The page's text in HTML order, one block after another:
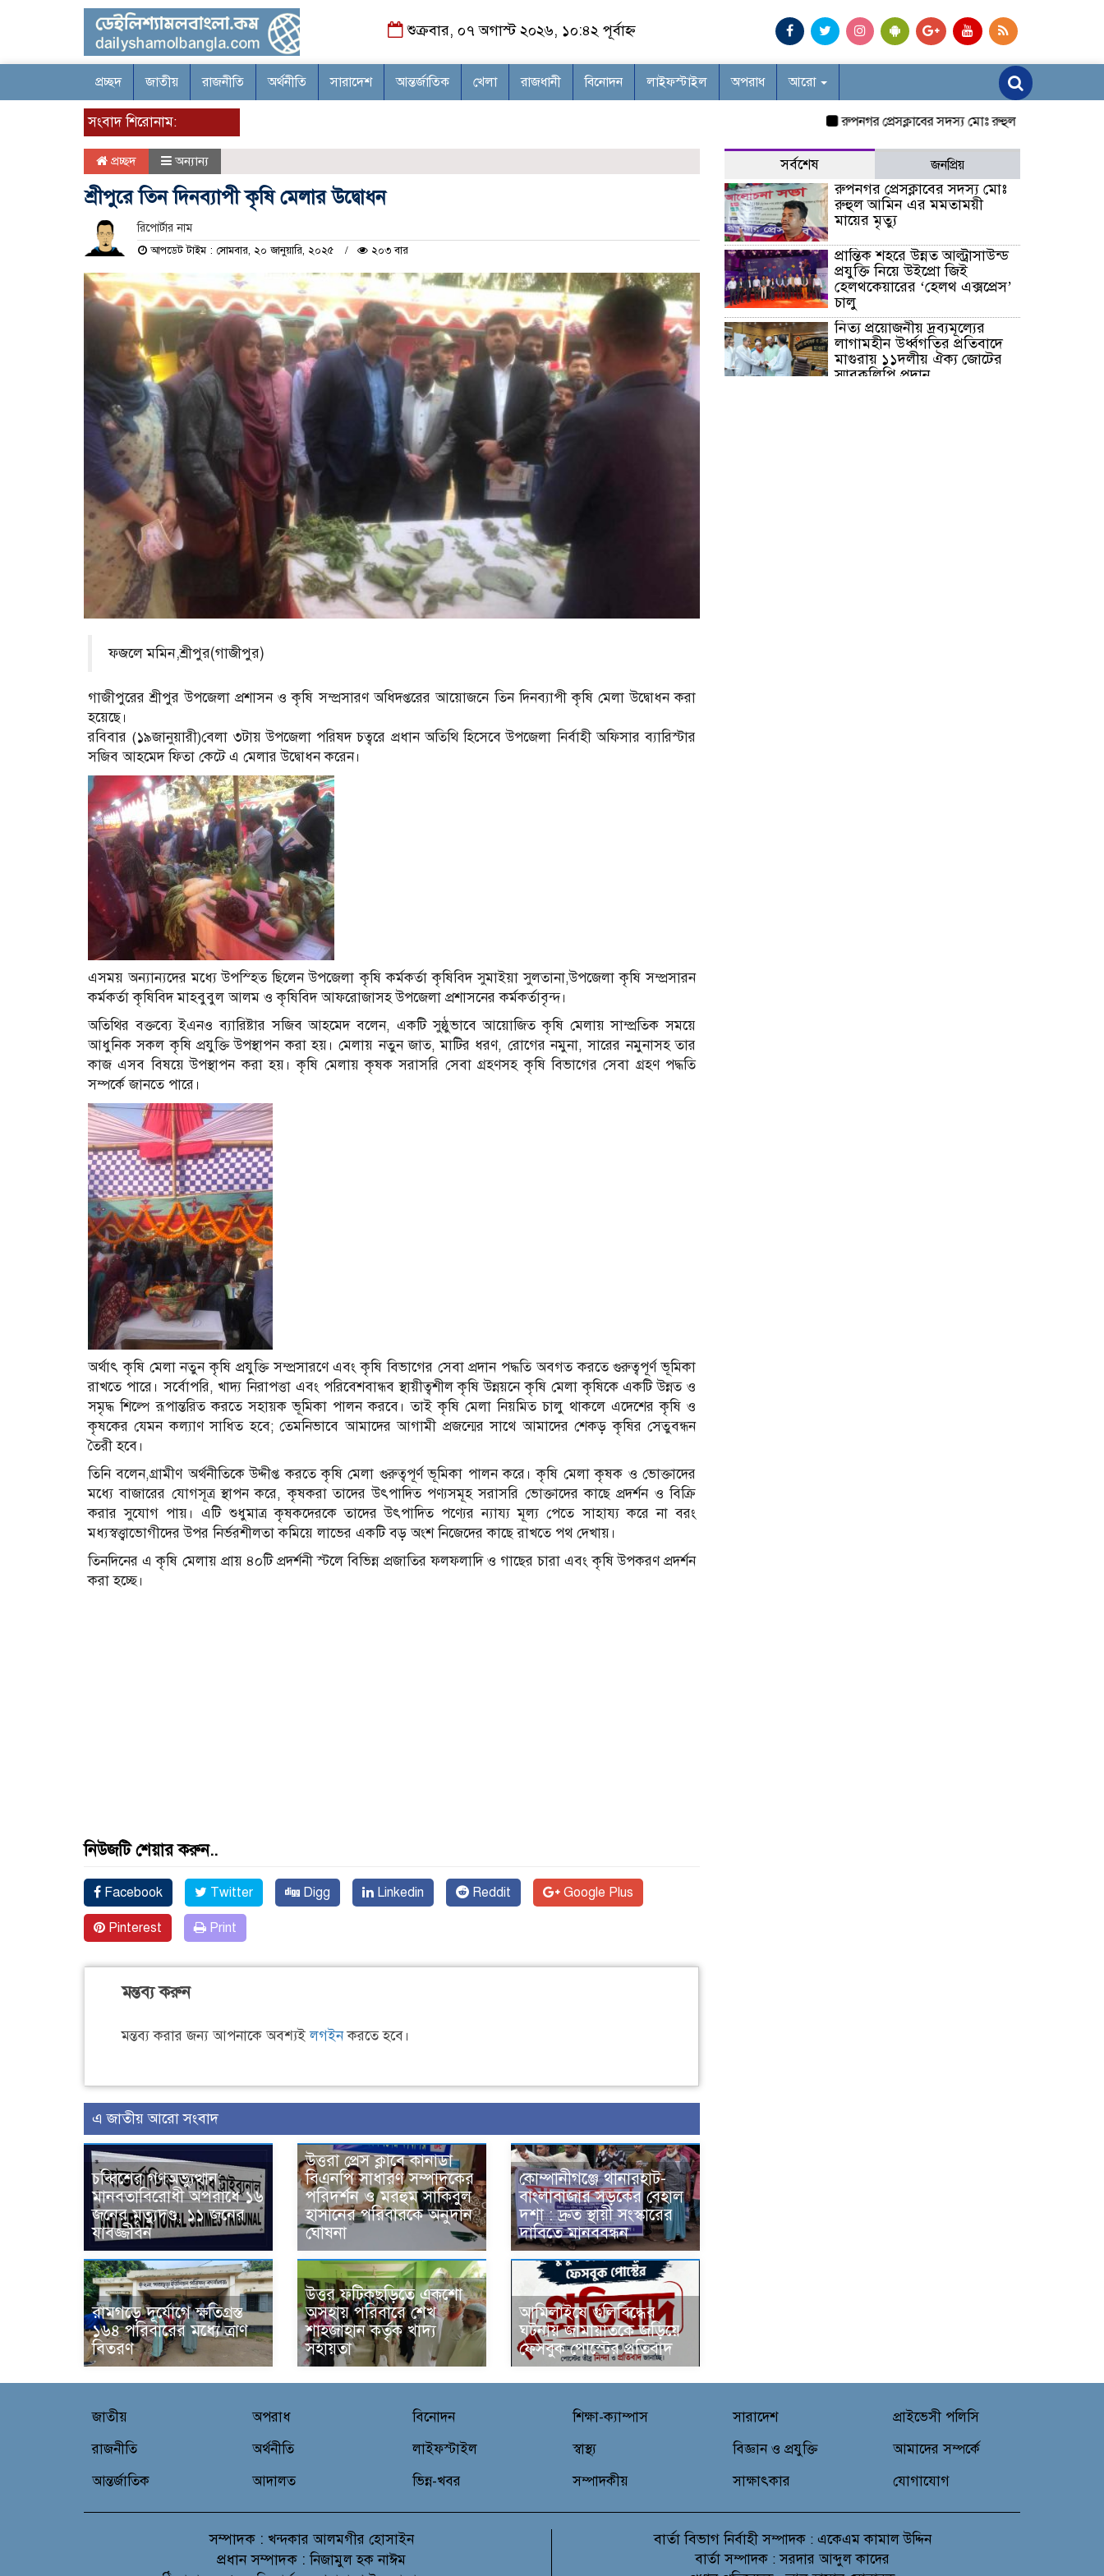
শুক্রবার, ০৭ অগাস্ট ২০২৬, ১০:৪২ পূর্বাহ্ন
প্রচ্ছদ জাতীয় রাজনীতি অর্থনীতি সারাদেশ আন্তর্জাতিক খেলা রাজধানী বিনোদন লাইফস্টাইল অপরাধ আরো
সংবাদ শিরোনাম: রুপনগর প্রেসক্লাবের সদস্য মোঃ রুহুল আমিন এর মমতাময়ী
প্রচ্ছদ অন্যান্য
শ্রীপুরে তিন দিনব্যাপী কৃষি মেলার উদ্বোধন
রিপোর্টার নাম
আপডেট টাইম : সোমবার, ২০ জানুয়ারি, ২০২৫ ২০৩ বার
ফজলে মমিন,শ্রীপুর(গাজীপুর)
গাজীপুরের শ্রীপুর উপজেলা প্রশাসন ও কৃষি সম্প্রসারণ অধিদপ্তরের আয়োজনে তিন দিনব্যাপী কৃষি মেলা উদ্বোধন করা
হয়েছে।
রবিবার (১৯জানুয়ারী)বেলা ৩টায় উপজেলা পরিষদ চত্বরে প্রধান অতিথি হিসেবে উপজেলা নির্বাহী অফিসার ব্যারিস্টার
সজিব আহমেদ ফিতা কেটে এ মেলার উদ্বোধন করেন।
এসময় অন্যান্যদের মধ্যে উপস্হিত ছিলেন উপজেলা কৃষি কর্মকর্তা কৃষিবিদ সুমাইয়া সুলতানা,উপজেলা কৃষি সম্প্রসারন
কর্মকর্তা কৃষিবিদ মাহবুবুল আলম ও কৃষিবিদ আফরোজাসহ উপজেলা প্রশাসনের কর্মকর্তাবৃন্দ।
অতিথির বক্তব্যে ইএনও ব্যারিষ্টার সজিব আহমেদ বলেন, একটি সুষ্ঠুভাবে আয়োজিত কৃষি মেলায় সাম্প্রতিক সময়ে
আধুনিক সকল কৃষি প্রযুক্তি উপস্থাপন করা হয়। মেলায় নতুন জাত, মাটির ধরণ, রোগের নমুনা, সারের নমুনাসহ তার
কাজ এসব বিষয়ে উপস্থাপন করা হয়। কৃষি মেলায় কৃষক সরাসরি সেবা গ্রহণসহ কৃষি বিভাগের সেবা গ্রহণ পদ্ধতি
সম্পর্কে জানতে পারে।
অর্থাৎ কৃষি মেলা নতুন কৃষি প্রযুক্তি সম্প্রসারণে এবং কৃষি বিভাগের সেবা প্রদান পদ্ধতি অবগত করতে গুরুত্বপূর্ণ ভূমিকা
রাখতে পারে। সর্বোপরি, খাদ্য নিরাপত্তা এবং পরিবেশবান্ধব স্থায়ীত্বশীল কৃষি উন্নয়নে কৃষি মেলা কৃষিকে একটি উন্নত ও
সমৃদ্ধ শিল্পে রূপান্তরিত করতে সহায়ক ভূমিকা পালন করবে। তাই কৃষি মেলা নিয়মিত চালু থাকলে এদেশের কৃষি ও
কৃষকের যেমন কল্যাণ সাধিত হবে; তেমনিভাবে আমাদের আগামী প্রজন্মের সাথে আমাদের শেকড় কৃষির সেতুবন্ধন
তৈরী হবে।
তিনি বলেন,গ্রামীণ অর্থনীতিকে উদ্দীপ্ত করতে কৃষি মেলা গুরুত্বপূর্ণ ভূমিকা পালন করে। কৃষি মেলা কৃষক ও ভোক্তাদের
মধ্যে বাজারের যোগসূত্র স্থাপন করে, কৃষকরা তাদের উৎপাদিত পণ্যসমূহ সরাসরি ভোক্তাদের কাছে প্রদর্শন ও বিক্রি
করার সুযোগ পায়। এটি শুধুমাত্র কৃষকদেরকে তাদের উৎপাদিত পণ্যের ন্যায্য মূল্য পেতে সাহায্য করে না বরং
মধ্যস্বত্ত্বাভোগীদের উপর নির্ভরশীলতা কমিয়ে লাভের একটি বড় অংশ নিজেদের কাছে রাখতে পথ দেখায়।
তিনদিনের এ কৃষি মেলায় প্রায় ৪০টি প্রদর্শনী স্টলে বিভিন্ন প্রজাতির ফলফলাদি ও গাছের চারা এবং কৃষি উপকরণ প্রদর্শন
করা হচ্ছে।
নিউজটি শেয়ার করুন..
Facebook Twitter Digg Linkedin Reddit Google Plus
Pinterest Print
মন্তব্য করুন
মন্তব্য করার জন্য আপনাকে অবশ্যইলগইনকরতে হবে।
এ জাতীয় আরো সংবাদ
চব্বিশের গণঅভ্যুত্থান:
মানবতাবিরোধী অপরাধে ১৬
জনের মৃত্যুদণ্ড, ১১ জনের
যাবজ্জীবন
উত্তরা প্রেস ক্লাবে কানাডা
বিএনপি সাধারণ সম্পাদকের
পরিদর্শন ও মরহুম সাকিবুল
হাসানের পরিবারকে অনুদান
ঘোষনা
কোম্পানীগঞ্জে থানারহাট-
বাংলাবাজার সড়কের বেহাল
দশা : দ্রুত স্থায়ী সংস্কারের
দাবিতে মানববন্ধন
রামগড়ে দূর্যোগে ক্ষতিগ্রস্ত
১৬৪ পরিবারের মধ্যে ত্রাণ
বিতরণ
উত্তর ফটিকছড়িতে একশো
অসহায় পরিবারে শেখ
শাহজাহান কর্তৃক খাদ্য
সহায়তা
আমিলাইষে গুলিবিদ্ধের
ঘটনায় জামায়াতকে জড়িয়ে
ফেসবুক পোস্টের প্রতিবাদ
সর্বশেষ জনপ্রিয়
রুপনগর প্রেসক্লাবের সদস্য মোঃ
রুহুল আমিন এর মমতাময়ী
মায়ের মৃত্যু
প্রান্তিক শহরে উন্নত আল্ট্রাসাউন্ড
প্রযুক্তি নিয়ে উইপ্রো জিই
হেলথকেয়ারের ‘হেলথ এক্সপ্রেস’
চালু
নিত্য প্রয়োজনীয় দ্রব্যমূল্যের
লাগামহীন উর্ধ্বগতির প্রতিবাদে
মাগুরায় ১১দলীয় ঐক্য জোটের
স্মারকলিপি প্রদান
জাতীয়
রাজনীতি
আন্তর্জাতিক
অপরাধ
অর্থনীতি
আদালত
বিনোদন
লাইফস্টাইল
ভিন্ন-খবর
শিক্ষা-ক্যাম্পাস
স্বাস্থ্য
সম্পাদকীয়
সারাদেশ
বিজ্ঞান ও প্রযুক্তি
সাক্ষাৎকার
প্রাইভেসী পলিসি
আমাদের সম্পর্কে
যোগাযোগ
সম্পাদক : খন্দকার আলমগীর হোসাইন
প্রধান সম্পাদক : নিজামুল হক নাঈম
বার্তা বিভাগনির্বাহী সম্পাদক : একেএম কামাল উদ্দিন
বার্তা সম্পাদক : সরদার আব্দুল কাদের